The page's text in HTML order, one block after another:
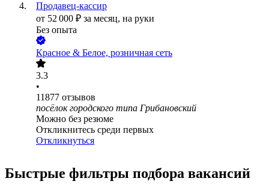
Продавец-кассир
от 52 000 ₽ за месяц, на руки
Без опыта
Красное & Белое, розничная сеть
3.3
•
11877 отзывов
посёлок городского типа Грибановский
Можно без резюме
Откликнитесь среди первых
Откликнуться
Быстрые фильтры подбора вакансий